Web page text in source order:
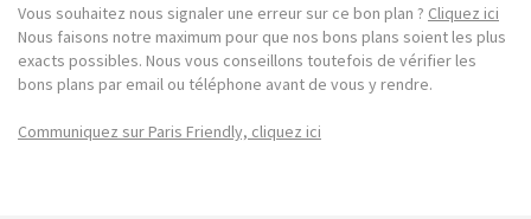
Vous souhaitez nous signaler une erreur sur ce bon plan ? Cliquez ici
Nous faisons notre maximum pour que nos bons plans soient les plus
exacts possibles. Nous vous conseillons toutefois de vérifier les
bons plans par email ou téléphone avant de vous y rendre.
Communiquez sur Paris Friendly, cliquez ici